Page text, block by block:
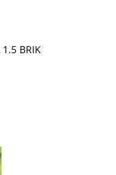
1.5 BRIK